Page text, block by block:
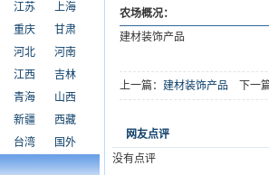
江苏
上海
重庆
甘肃
河北
河南
江西
吉林
青海
山西
新疆
西藏
台湾
国外
农场概况：
建材装饰产品
上一篇： 建材装饰产品 下一
网友点评
没有点评